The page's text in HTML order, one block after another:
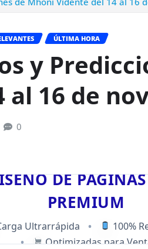
ÚLTIMA HORA
y
al 16 de
0
DE
PREMIUM
Ultrarrápida •
100%
•
Optimizadas para